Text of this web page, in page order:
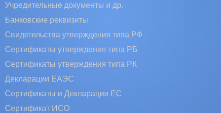
Учредительные документы и др.
Банковские реквизиты
Свидетельства утверждения типа РФ
Сертификаты утверждения типа РБ
Сертификаты утверждения типа РК
Декларации ЕАЭС
Сертификаты и Декларации EC
Сертификат ИСО